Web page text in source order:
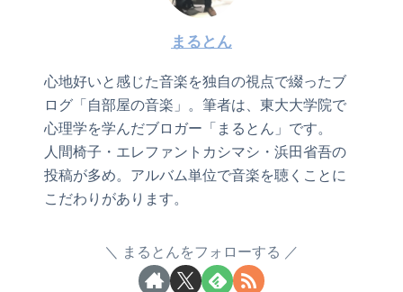
まるとん
心地好いと感じた音楽を独自の視点で綴ったブ
ログ「自部屋の音楽」。筆者は、東大大学院で
心理学を学んだブロガー「まるとん」です。
人間椅子・エレファントカシマシ・浜田省吾の
投稿が多め。アルバム単位で音楽を聴くことに
こだわりがあります。
まるとんをフォローする